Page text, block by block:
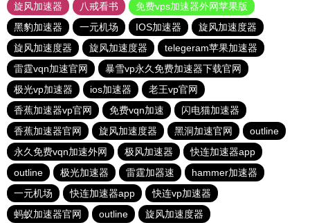
旋风加速器
八戒看书
免费vps加速器外网苹果版
黑豹加速器
一元机场 IOS加速器
旋风加速度器
旋风加速度器
旋风加速度器
telegeram苹果加速器
雷霆vqn加速官网
暴雪vp永久免费加速器下载官网
极光vp加速器
ios加速器
老王vp官网
香蕉加速器vp官网
免费vqn加速
闪电猫加速器
香蕉加速器官网
旋风加速度器 黑洞加速官网
outline
永久免费vqn加速外网
极风加速器
快连加速器app
outline
极光加速器 雷霆加器速
hammer加速器
一元机场
快连加速器app
快连vp加速器
蚂蚁加速器官网
outline
旋风加速度器